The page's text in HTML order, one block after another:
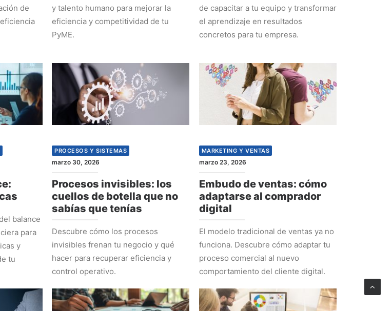
de
y talento humano para mejorar la
eficiencia y competitividad de tu
PyME.
de capacitar a tu equipo y transformar
el aprendizaje en resultados
concretos para tu empresa.
balance
para
y
tu
PROCESOS Y SISTEMAS
marzo 30, 2026
Procesos invisibles: los
cuellos de botella que no
sabías que tenías
Descubre cómo los procesos
invisibles frenan tu negocio y qué
hacer para recuperar eficiencia y
control operativo.
MARKETING Y VENTAS
marzo 23, 2026
Embudo de ventas: cómo
adaptarse al comprador
digital
El modelo tradicional de ventas ya no
funciona. Descubre cómo adaptar tu
proceso comercial al nuevo
comportamiento del cliente digital.